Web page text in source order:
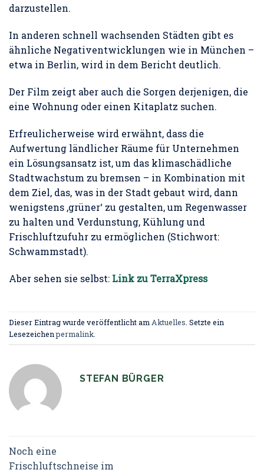
darzustellen.
In anderen schnell wachsenden Städten gibt es
ähnliche Negativentwicklungen wie in München –
etwa in Berlin, wird in dem Bericht deutlich.
Der Film zeigt aber auch die Sorgen derjenigen, die
eine Wohnung oder einen Kitaplatz suchen.
Erfreulicherweise wird erwähnt, dass die
Aufwertung ländlicher Räume für Unternehmen
ein Lösungsansatz ist, um das klimaschädliche
Stadtwachstum zu bremsen – in Kombination mit
dem Ziel, das, was in der Stadt gebaut wird, dann
wenigstens ‚grüner‘ zu gestalten, um Regenwasser
zu halten und Verdunstung, Kühlung und
Frischluftzufuhr zu ermöglichen (Stichwort:
Schwammstadt).
Aber sehen sie selbst: Link zu TerraXpress
Dieser Eintrag wurde veröffentlicht am Aktuelles . Setzte ein
Lesezeichenpermalink
STEFAN BÜRGER
Noch eine
Frischluftschneise im